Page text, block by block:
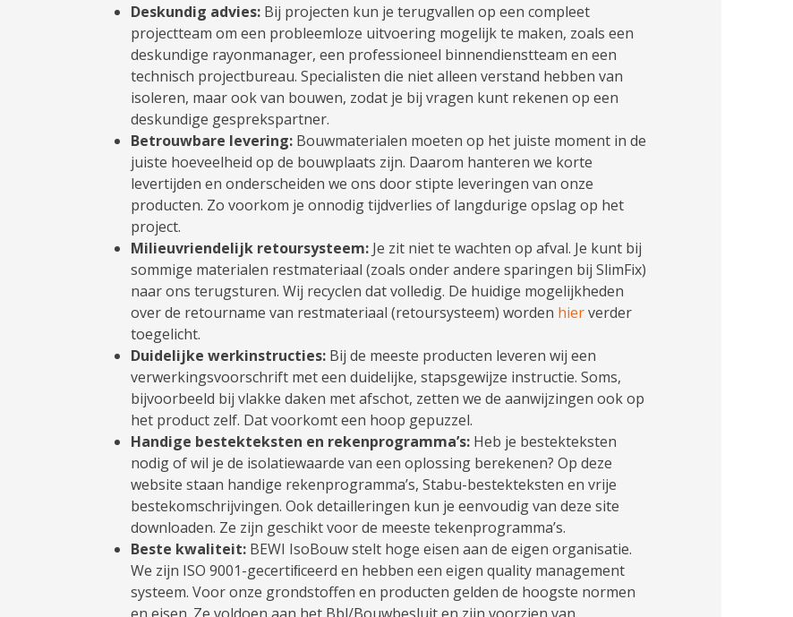
Deskundig advies: Bij projecten kun je terugvallen op een compleet
projectteam om een probleemloze uitvoering mogelijk te maken, zoals een
deskundige rayonmanager, een professioneel binnendienstteam en een
technisch projectbureau. Specialisten die niet alleen verstand hebben van
isoleren, maar ook van bouwen, zodat je bij vragen kunt rekenen op een
deskundige gesprekspartner.
Betrouwbare levering: Bouwmaterialen moeten op het juiste moment in de
juiste hoeveelheid op de bouwplaats zijn. Daarom hanteren we korte
levertijden en onderscheiden we ons door stipte leveringen van onze
producten. Zo voorkom je onnodig tijdverlies of langdurige opslag op het
project.
Milieuvriendelijk retoursysteem: Je zit niet te wachten op afval. Je kunt bij
sommige materialen restmateriaal (zoals onder andere sparingen bij SlimFix)
naar ons terugsturen. Wij recyclen dat volledig. De huidige mogelijkheden
over de retourname van restmateriaal (retoursysteem) worden hierverder
toegelicht.
Duidelijke werkinstructies: Bij de meeste producten leveren wij een
verwerkingsvoorschrift met een duidelijke, stapsgewijze instructie. Soms,
bijvoorbeeld bij vlakke daken met afschot, zetten we de aanwijzingen ook op
het product zelf. Dat voorkomt een hoop gepuzzel.
Handige bestekteksten en rekenprogramma’s: Heb je bestekteksten
nodig of wil je de isolatiewaarde van een oplossing berekenen? Op deze
website staan handige rekenprogramma’s, Stabu-bestekteksten en vrije
bestekomschrijvingen. Ook detailleringen kun je eenvoudig van deze site
downloaden. Ze zijn geschikt voor de meeste tekenprogramma’s.
Beste kwaliteit: BEWI IsoBouw stelt hoge eisen aan de eigen organisatie.
We zijn ISO 9001-gecertiﬁceerd en hebben een eigen quality management
systeem. Voor onze grondstoffen en producten gelden de hoogste normen
en eisen. Ze voldoen aan het Bbl/Bouwbesluit en zijn voorzien van